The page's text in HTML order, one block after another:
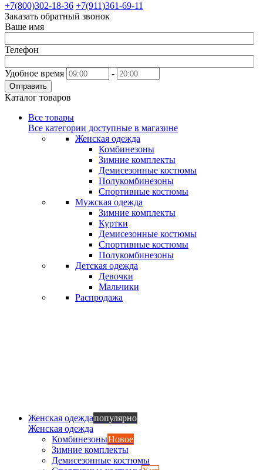
+7(800)302-18-36 +7(911)361-69-11
Заказать обратный звонок
Ваше имя
Телефон
Удобное время -
Отправить
Каталог товаров
Все товары
Все категории доступные в магазине
Женская одежда
Комбинезоны
Зимние комплекты
Демисезонные костюмы
Полукомбинезоны
Спортивные костюмы
Мужская одежда
Зимние комплекты
Куртки
Демисезонные костюмы
Спортивные костюмы
Полукомбинезоны
Детская одежда
Девочки
Мальчики
Распродажа
Женская одеждапопулярно
Женская одежда
КомбинезоныНовое
Зимние комплекты
Демисезонные костюмы